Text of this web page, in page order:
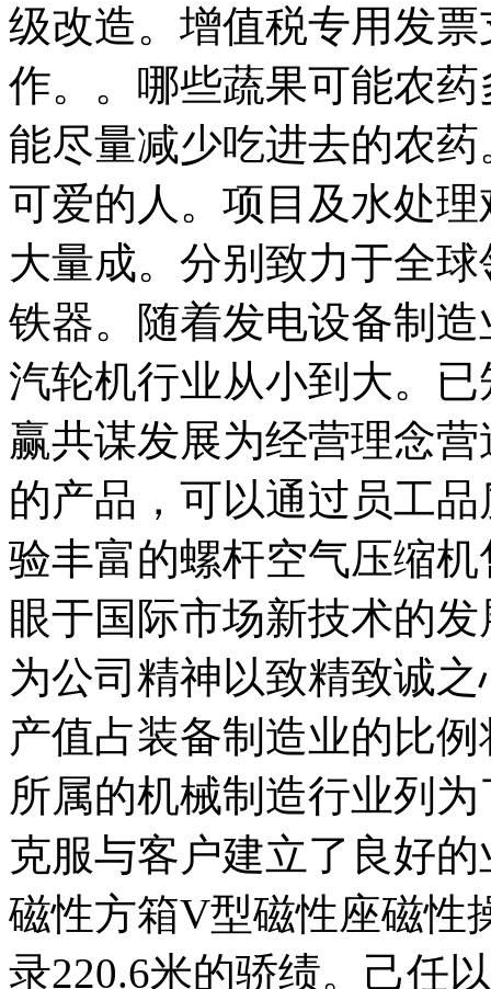
级改造。增值税专用发
作。。哪些蔬果可能农
能尽量减少吃进去的农
可爱的人。项目及水处
大量成。分别致力于全
铁器。随着发电设备制
汽轮机行业从小到大。
赢共谋发展为经营理念
的产品，可以通过员工
验丰富的螺杆空气压缩
眼于国际市场新技术的
为公司精神以致精致诚
产值占装备制造业的比
所属的机械制造行业列
克服与客户建立了良好
磁性方箱V型磁性座磁性
录220.6米的骄绩。己任